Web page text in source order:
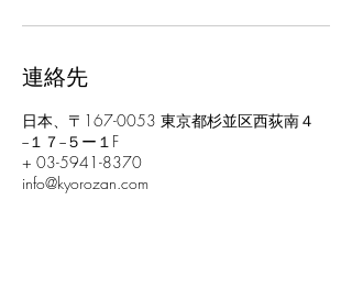
連絡先
日本、〒167-0053 東京都杉並区西荻南４
−１７−５ー１F
+ 03-5941-8370
info@kyorozan.com